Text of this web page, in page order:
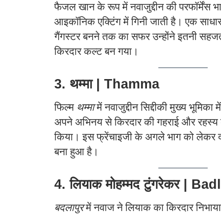
फैजल खान के रूप में नवाजुद्दीन की परफॉर्मेंस
आइकॉनिक एक्टिंग में गिनी जाती है। एक
गैंगस्टर बनने तक का सफर उन्होंने इतनी
किरदार कल्ट बन गया।
3. थम्मा | Thamma
फिल्म थम्मामें नवाजुद्दीन सिद्दीकी मुख्य
अपने अभिनय से किरदार की गहराई और
किया। इस फ्रेंचाइजी के अगले भाग को लेकर
बना हुआ है।
4. लियाक मोहम्मद टुंगरेकर |
बदलापुरमें नवाज ने लियाक का किरदार